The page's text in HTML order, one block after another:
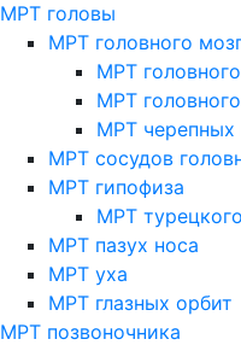
МРТ головы
МРТ головного
МРТ
МРТ
МРТ черепных
МРТ сосудов
МРТ гипофиза
МРТ
МРТ пазух носа
МРТ уха
МРТ глазных орбит
МРТ позвоночника